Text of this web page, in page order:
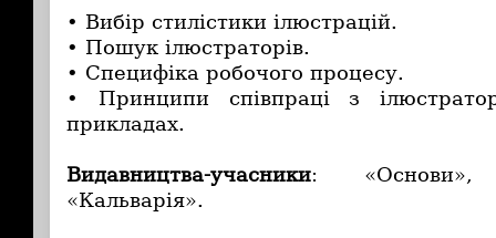
• Вибір стилістики ілюстрацій.
• Пошук ілюстраторів.
• Специфіка робочого процесу.
• Принципи співпраці з
прикладах.
Видавництва-учасники: «Основи»,
«Кальварія».